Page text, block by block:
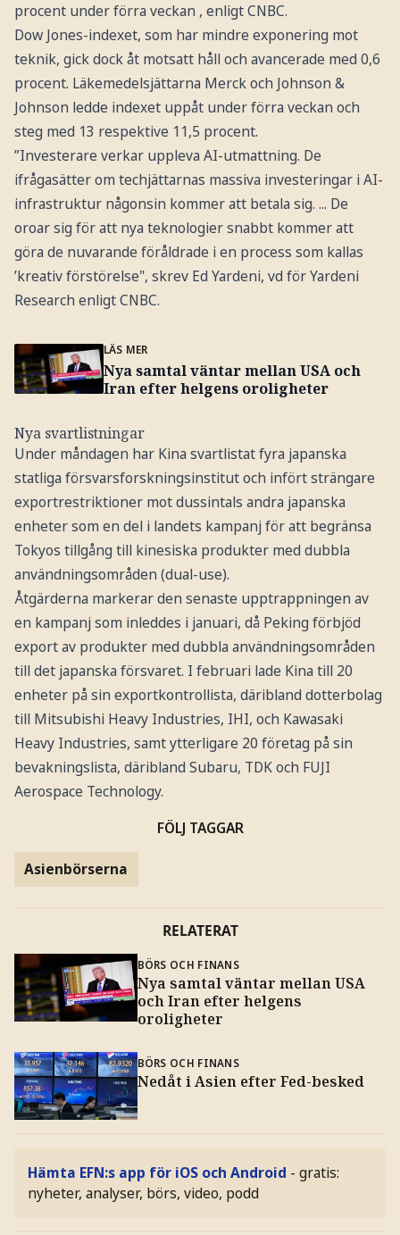
procent under förra veckan , enligt CNBC.
Dow Jones-indexet, som har mindre exponering mot
teknik, gick dock åt motsatt håll och avancerade med 0,6
procent. Läkemedelsjättarna Merck och Johnson &
Johnson ledde indexet uppåt under förra veckan och
steg med 13 respektive 11,5 procent.
”Investerare verkar uppleva AI-utmattning. De
ifrågasätter om techjättarnas massiva investeringar i AI-
infrastruktur någonsin kommer att betala sig. ... De
oroar sig för att nya teknologier snabbt kommer att
göra de nuvarande föråldrade i en process som kallas
’kreativ förstörelse", skrev Ed Yardeni, vd för Yardeni
Research enligt CNBC.
LÄS MER
Nya samtal väntar mellan USA och
Iran efter helgens oroligheter
Nya svartlistningar
Under måndagen har Kina svartlistat fyra japanska
statliga försvarsforskningsinstitut och infört strängare
exportrestriktioner mot dussintals andra japanska
enheter som en del i landets kampanj för att begränsa
Tokyos tillgång till kinesiska produkter med dubbla
användningsområden (dual-use).
Åtgärderna markerar den senaste upptrappningen av
en kampanj som inleddes i januari, då Peking förbjöd
export av produkter med dubbla användningsområden
till det japanska försvaret. I februari lade Kina till 20
enheter på sin exportkontrollista, däribland dotterbolag
till Mitsubishi Heavy Industries, IHI, och Kawasaki
Heavy Industries, samt ytterligare 20 företag på sin
bevakningslista, däribland Subaru, TDK och FUJI
Aerospace Technology.
FÖLJ TAGGAR
Asienbörserna
RELATERAT
BÖRS OCH FINANS
Nya samtal väntar mellan USA
och Iran efter helgens
oroligheter
BÖRS OCH FINANS
Nedåt i Asien efter Fed-besked
Hämta EFN:s app för iOS och Android - gratis:
nyheter, analyser, börs, video, podd